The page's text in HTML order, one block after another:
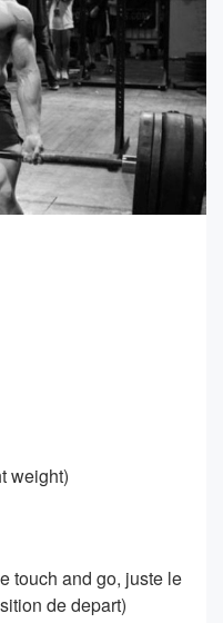
weight)
touch and go, juste le
de depart)